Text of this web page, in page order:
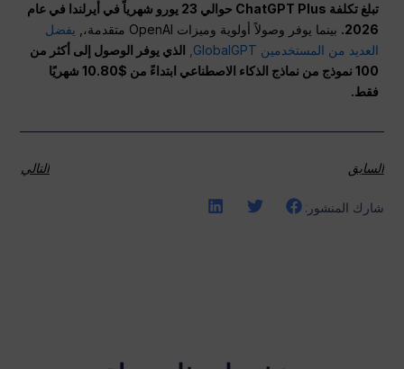
تبلغ تكلفة ChatGPT Plus حوالي 23 يورو شهرياً في أيرلندا في عام
2026. بينما يوفر وصولاً أولوية وميزات OpenAI متقدمة،,
يفضل
العديد من المستخدمين GlobalGPT,
الذي يوفر الوصول إلى أكثر من
100 نموذج من نماذج الذكاء الاصطناعي ابتداءً من $10.80 شهريًا
فقط.
السابق التالي
شارك المنشور: